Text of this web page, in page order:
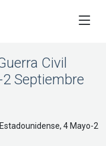
Civil
Septiembre
4 Mayo-2